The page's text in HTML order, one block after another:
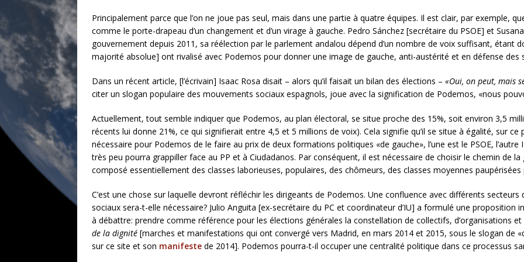
Principalement parce que l’on ne joue pas seul, mais dans une partie à quatre équipes. Il est clair, par exemple,
comme le porte-drapeau d’un changement et d’un virage à gauche. Pedro Sánchez [secrétaire du PSOE] et
gouvernement depuis 2011, sa réélection par le parlement andalou dépend d’un nombre de voix suffisant, étant
majorité absolue] ont rivalisé avec Podemos pour donner une image de gauche, anti-austérité et en défense des
Dans un récent article, [l’écrivain] Isaac Rosa disait – alors qu’il faisait un bilan des élections – «Oui, on peut, mais
citer un slogan populaire des mouvements sociaux espagnols, joue avec la signification de Podemos, «nous
Actuellement, tout semble indiquer que Podemos, au plan électoral, se situe proche des 15%, soit environ 3,5
récents lui donne 21%, ce qui signifierait entre 4,5 et 5 millions de voix). Cela signifie qu’il se situe à égalité, sur ce
nécessaire pour Podemos de le faire au prix de deux formations politiques «de gauche», l’une est le PSOE,
très peu pourra grappiller face au PP et à Ciudadanos. Par conséquent, il est nécessaire de choisir le chemin de
composé essentiellement des classes laborieuses, populaires, des chômeurs, des classes moyennes
C’est une chose sur laquelle devront réfléchir les dirigeants de Podemos. Une confluence avec différents
sociaux sera-t-elle nécessaire? Julio Anguita [ex-secrétaire du PC et coordinateur d’IU] a formulé une
à débattre: prendre comme référence pour les élections générales la constellation de collectifs, d’organisations
de la dignité [marches et manifestations qui ont convergé vers Madrid, en mars 2014 et 2015, sous le slogan de
sur ce site et son manifeste de 2014]. Podemos pourra-t-il occuper une centralité politique dans ce processus